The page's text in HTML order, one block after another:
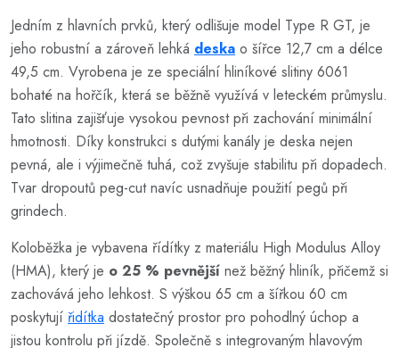
Jedním z hlavních prvků, který odlišuje model Type R GT, je
jeho robustní a zároveň lehká deska o šířce 12,7 cm a délce
49,5 cm. Vyrobena je ze speciální hliníkové slitiny 6061
bohaté na hořčík, která se běžně využívá v leteckém průmyslu.
Tato slitina zajišťuje vysokou pevnost při zachování minimální
hmotnosti. Díky konstrukci s dutými kanály je deska nejen
pevná, ale i výjimečně tuhá, což zvyšuje stabilitu při dopadech.
Tvar dropoutů peg-cut navíc usnadňuje použití pegů při
grindech.
Koloběžka je vybavena řídítky z materiálu High Modulus Alloy
(HMA), který je o 25 % pevnější než běžný hliník, přičemž si
zachovává jeho lehkost. S výškou 65 cm a šířkou 60 cm
poskytují řidítka dostatečný prostor pro pohodlný úchop a
jistou kontrolu při jízdě. Společně s integrovaným hlavovým